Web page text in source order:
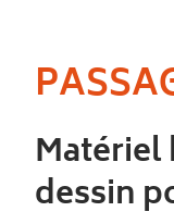
dessin